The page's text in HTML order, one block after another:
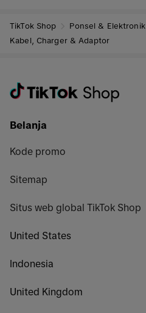
TikTok Shop Ponsel & Elektronik
Kabel, Charger & Adaptor
Belanja
Kode promo
Sitemap
Situs web global TikTok Shop
United States
Indonesia
United Kingdom